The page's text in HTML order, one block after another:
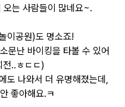
는 사람들이 많네요~.
이공원)도 명소죠!
문난 바이킹을 타볼 수 있어
전..ㅎㄷㄷ)
도 나와서 더 유명해졌는데,
좋아해요.ㅋ